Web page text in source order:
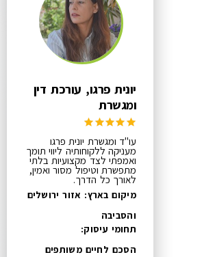
יונית פרגו, עורכת דין
ומגשרת
עו"ד ומגשרת יונית פרגו
מעניקה ללקוחותיה ליווי תומך
ואמפתי לצד מקצועיות בלתי
מתפשרת וטיפול מסור ואמין,
לאורך כל הדרך.
מיקום בארץ: אזור ירושלים
והסביבה
תחומי עיסוק:
הסכם לחיים משותפים